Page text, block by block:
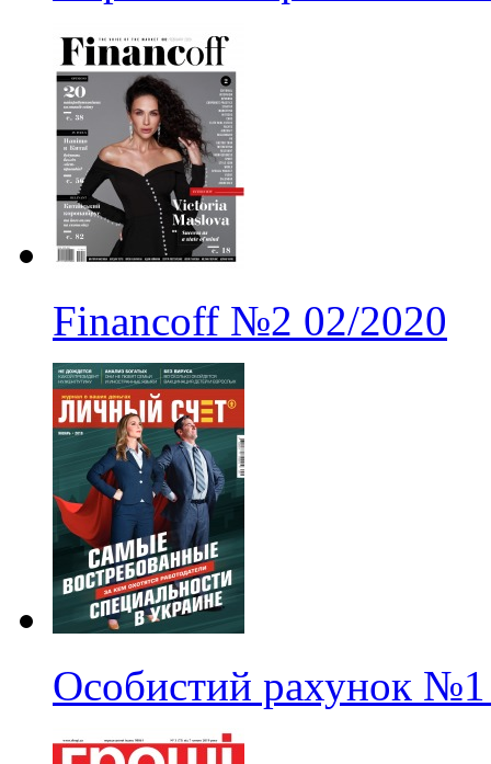
Financoff №2 02/2020
Особистий рахунок №1